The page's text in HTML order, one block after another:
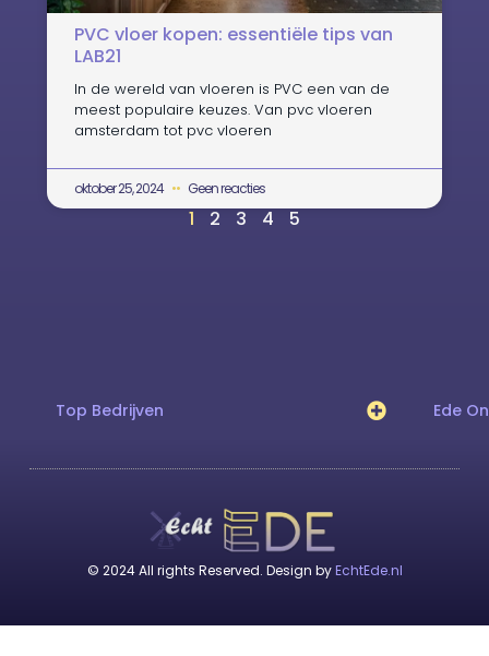
PVC vloer kopen: essentiële tips van
LAB21
In de wereld van vloeren is PVC een van de
meest populaire keuzes. Van pvc vloeren
amsterdam tot pvc vloeren
oktober 25, 2024 Geen reacties
1 2 3 4 5
Top Bedrijven Ede
© 2024 All rights Reserved. Design byEchtEde.nl